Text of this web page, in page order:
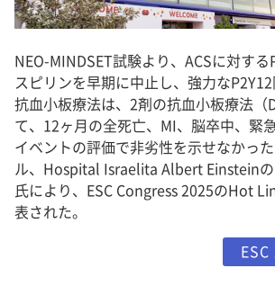
NEO-MINDSET試験より、ACSに対する
スピリンを早期に中止し、強力な
抗血小板療法は、2剤の抗血小板療法（
て、12ヶ月の全死亡、MI、脳卒中、緊
イベントの評価で非劣性を示せなかっ
ル、Hospital Israelita Albert Einstein
氏により、ESC Congress 2025のHot
表された。